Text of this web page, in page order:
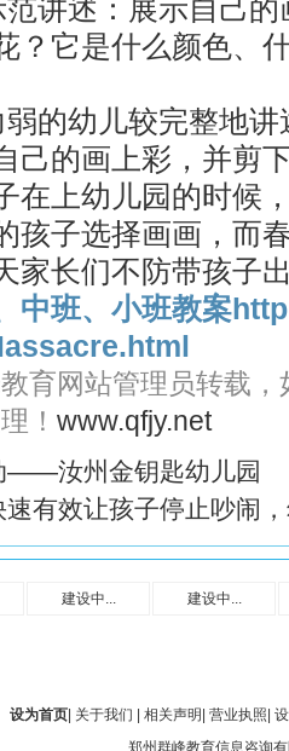
讲述：展示自己
？它是什么颜色、
的幼儿较完整地讲
己的画上彩，并剪
在上幼儿园的时候
孩子选择画画，而
家长们不防带孩子
中班、小班教案
育网站管理员转载
！ www.qfjy.net
——汝州金钥匙幼儿园
有效让孩子停止吵闹
建设中... 建设中...
设为首页 关于我们 相关声明 营业执照
郑州群峰教育信息咨询